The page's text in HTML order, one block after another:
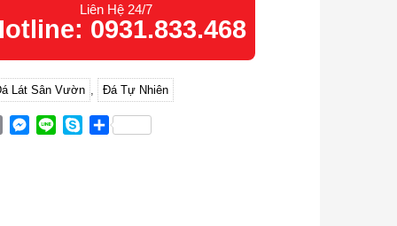
Liên Hệ 24/7
0931.833.468
Lát Sân Vườn , Đá Tự Nhiên
EmailMessenger
Line SkypeShare